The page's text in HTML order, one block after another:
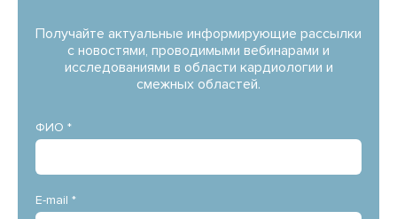
Получайте актуальные информирующие рассылки
с новостями, проводимыми вебинарами и
исследованиями в области кардиологии и
смежных областей.
ФИО *
E-mail *